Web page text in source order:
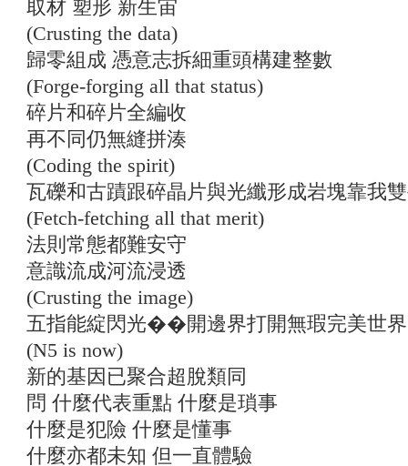
取材 塑形 新生宙
(Crusting the data)
歸零組成 憑意志拆細重頭構建整數
(Forge-forging all that status)
碎片和碎片全編收
再不同仍無縫拼湊
(Coding the spirit)
瓦礫和古蹟跟碎晶片與光纖形成岩塊靠我
(Fetch-fetching all that merit)
法則常態都難安守
意識流成河流浸透
(Crusting the image)
五指能綻閃光��開邊界打開無瑕完美世
(N5 is now)
新的基因已聚合超脫類同
問 什麼代表重點 什麼是瑣事
什麼是犯險 什麼是懂事
什麼亦都未知 但一直體驗